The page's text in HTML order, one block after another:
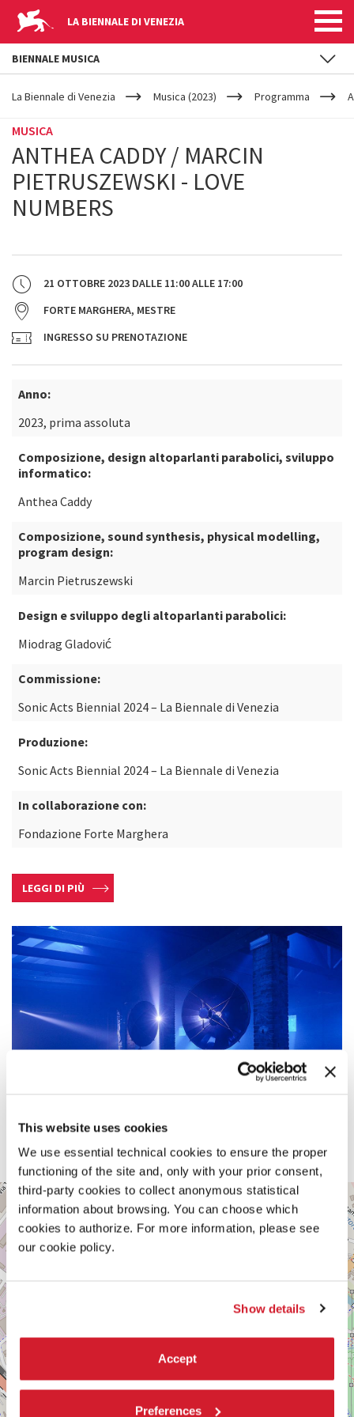
This website uses cookies
We use essential technical cookies to ensure the proper
functioning of the site and, only with your prior consent,
third-party cookies to collect anonymous statistical
information about browsing. You can choose which
cookies to authorize. For more information, please see
our cookie policy.
Show details
Accept
Preferences
LA BIENNALE DI VENEZIA
YOUR
ARE
La Biennale di Venezia Musica (2023) Programma
MUSICA
ANTHEA CADDY / MARCIN
PIETRUSZEWSKI - LOVE
NUMBERS
21 OTTOBRE 2023 DALLE 11:00ALLE 17:00
FORTE MARGHERA, MESTRE
INGRESSO SU PRENOTAZIONE
Anno:
2023, prima assoluta
Composizione, design altoparlanti parabolici, sviluppo
informatico:
Anthea Caddy
Composizione, sound synthesis, physical modelling,
program design:
Marcin Pietruszewski
Design e sviluppo degli altoparlanti parabolici:
Miodrag Gladović
Commissione:
Sonic Acts Biennial 2024 – La Biennale di Venezia
Produzione:
Sonic Acts Biennial 2024 – La Biennale di Venezia
In collaborazione con:
Fondazione Forte Marghera
LEGGI DI PIÙ
FORTE
MARGHERA,
MESTRE
VIA
FORTE
MARGHERA,
n.30
30173
VENEZIA
MESTRE
TEL.
041
2744252‬
BIENNALE MUSICA